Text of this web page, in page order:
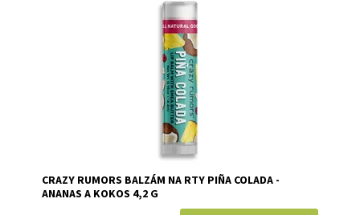
Crazy Rumors
CRAZY RUMORS BALZÁM NA RTY PIÑA COLADA -
ANANAS A KOKOS 4,2 G